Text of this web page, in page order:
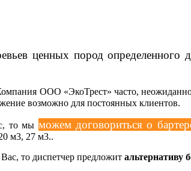
ценных пород
ООО «ЭкоТрест» часто, неожиданно
возможно для постоянных клиентов.
то мы можем договориться о
м3, 27 м3..
то диспетчер предложит альтернативу